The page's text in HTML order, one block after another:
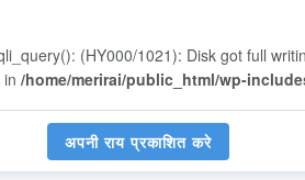
(HY000/1021): Disk got full
/home/merirai/public_html/wp-
अपनी राय प्रकाशित करे